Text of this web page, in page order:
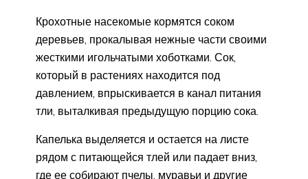
Крохотные насекомые кормятся соком
деревьев, прокалывая нежные части своими
жесткими игольчатыми хоботками. Сок,
который в растениях находится под
давлением, впрыскивается в канал питания
тли, выталкивая предыдущую порцию сока.
Капелька выделяется и остается на листе
рядом с питающейся тлей или падает вниз,
где ее собирают пчелы, муравьи и другие